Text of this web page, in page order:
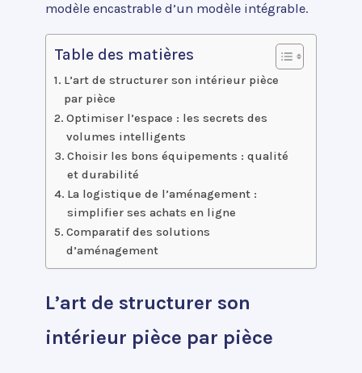
modèle encastrable d’un modèle intégrable.
Table des matières
L’art de structurer son intérieur pièce
par pièce
Optimiser l’espace : les secrets des
volumes intelligents
Choisir les bons équipements : qualité
et durabilité
La logistique de l’aménagement :
simplifier ses achats en ligne
Comparatif des solutions
d’aménagement
L’art de structurer son
intérieur pièce par pièce